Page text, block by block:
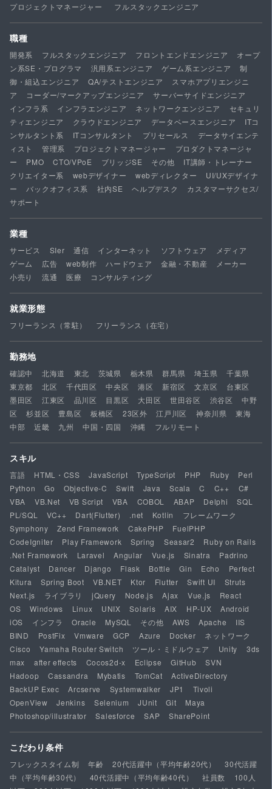
プロジェクトマネージャー
フルスタックエンジニア
職種
開発系 フルスタックエンジニア フロントエンドエンジニア
オープ
ン系SE・プログラマ
汎用系エンジニア ゲーム系エンジニア
制
御・組込エンジニア
QA/テストエンジニア
スマホアプリエンジニ
ア
コーダー/マークアップエンジニア
サーバーサイドエンジニア
インフラ系
インフラエンジニア ネットワークエンジニア
セキュリ
ティエンジニア
クラウドエンジニア データベースエンジニア
ITコ
ンサルタント系
ITコンサルタント プリセールス
データサイエンテ
ィスト
管理系 プロジェクトマネージャー
プロダクトマネージャ
ー
PMO CTO/VPoE ブリッジSE その他
IT講師・トレーナー
クリエイター系
webデザイナー webディレクター
UI/UXデザイナ
ー
バックオフィス系 社内SE ヘルプデスク
カスタマーサクセス/
サポート
業種
サービス SIer 通信 インターネット ソフトウェア
メディア
ゲーム
広告 web制作 ハードウェア 金融・不動産
メーカー
小売り
流通 医療 コンサルティング
就業形態
フリーランス（常駐） フリーランス（在宅）
勤務地
確認中 北海道 東北 茨城県 栃木県 群馬県 埼玉県
千葉県
東京都
北区 千代田区 中央区 港区 新宿区 文京区
台東区
墨田区
江東区 品川区 目黒区 大田区 世田谷区 渋谷区
中野
区
杉並区 豊島区 板橋区 23区外 江戸川区 神奈川県
東海
中部
近畿 九州 中国・四国 沖縄 フルリモート
スキル
言語 HTML・CSS JavaScript TypeScript PHP Ruby
Perl
Python
Go Objective-C Swift Java Scala C C++
C#
VBA
VB.Net VB Script VBA COBOL ABAP Delphi
SQL
PL/SQL
VC++ Dart(Flutter) .net Kotlin
フレームワーク
Symphony
Zend Framework CakePHP
FuelPHP
CodeIgniter
Play Framework Spring Seasar2
Ruby on Rails
.Net Framework
Laravel Angular Vue.js Sinatra
Padrino
Catalyst
Dancer Django Flask Bottle Gin Echo
Perfect
Kitura
Spring Boot VB.NET Ktor Flutter Swift UI
Struts
Next.js
ライブラリ jQuery Node.js Ajax Vue.js
React
OS
Windows Linux UNIX Solaris AIX HP-UX
Android
iOS
インフラ Oracle MySQL その他 AWS Apache
IIS
BIND
PostFix Vmware GCP Azure Docker
ネットワーク
Cisco
Yamaha Router Switch ツール・ミドルウェア Unity
3ds
max
after effects Cocos2d-x Eclipse GitHub
SVN
Hadoop
Cassandra Mybatis TomCat
ActiveDirectory
BackUP Exec
Arcserve Systemwalker JP1
Tivoli
OpenView
Jenkins Selenium JUnit Git
Maya
Photoshop/illustrator
Salesforce SAP SharePoint
こだわり条件
フレックスタイム制 年齢 20代活躍中（平均年齢20代）
30代活躍
中（平均年齢30代）
40代活躍中（平均年齢40代） 社員数
100人